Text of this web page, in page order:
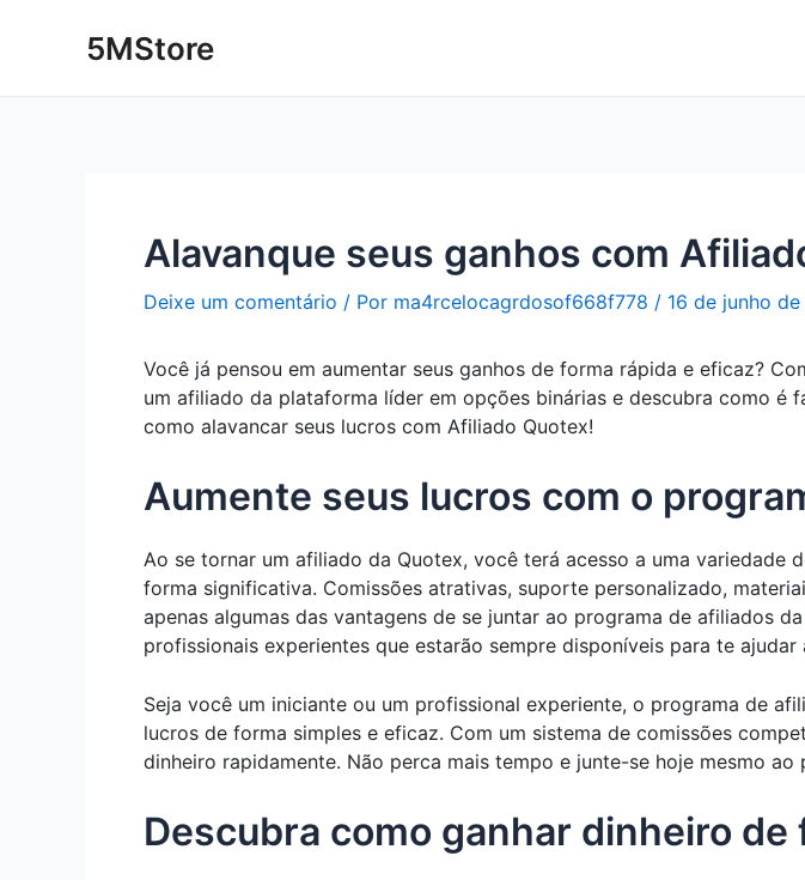
5MStore
Alavanque seus ganhos com
Deixe um comentário / Por ma4rcelocagrdosof668f778 / 16 de junho
Você já pensou em aumentar seus ganhos de forma rápida e eficaz?
um afiliado da plataforma líder em opções binárias e descubra como é
como alavancar seus lucros com Afiliado Quotex!
Aumente seus lucros com o
Ao se tornar um afiliado da Quotex, você terá acesso a uma variedade
forma significativa. Comissões atrativas, suporte personalizado,
apenas algumas das vantagens de se juntar ao programa de afiliados
profissionais experientes que estarão sempre disponíveis para te ajudar
Seja você um iniciante ou um profissional experiente, o programa de
lucros de forma simples e eficaz. Com um sistema de comissões
dinheiro rapidamente. Não perca mais tempo e junte-se hoje mesmo
Descubra como ganhar dinheiro
navigation